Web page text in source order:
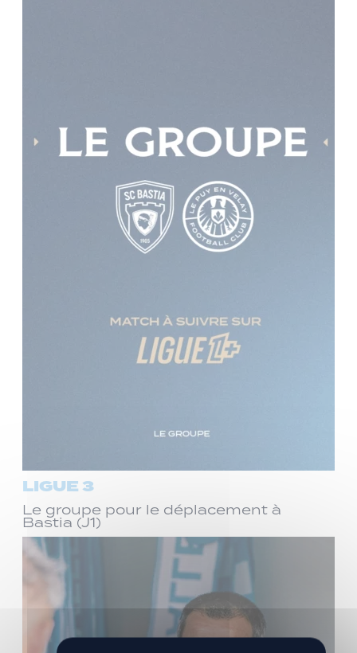
LIGUE 3
Le groupe pour le déplacement à
Bastia (J1)